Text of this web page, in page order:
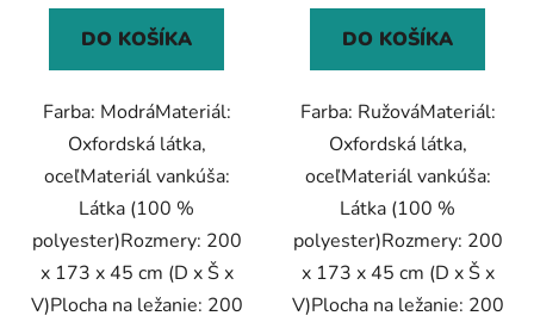
DO KOŠÍKA
Farba: ModráMateriál:
Oxfordská látka,
oceľMateriál vankúša:
Látka (100 %
polyester)Rozmery: 200
x 173 x 45 cm (D x Š x
V)Plocha na ležanie: 200
DO KOŠÍKA
Farba: RužováMateriál:
Oxfordská látka,
oceľMateriál vankúša:
Látka (100 %
polyester)Rozmery: 200
x 173 x 45 cm (D x Š x
V)Plocha na ležanie: 200